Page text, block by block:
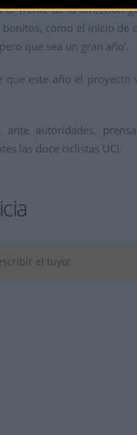
al frente de la dirección
como el inicio de
que sea un gran año’.
que este año el
ante autoridades,
las doce ciclistas UCI.
el tuyo!